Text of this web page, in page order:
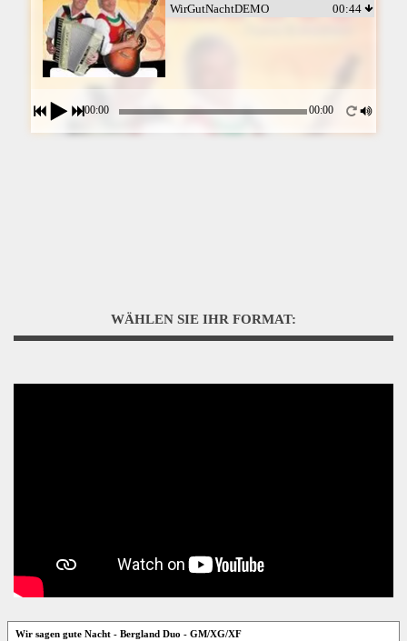
WirGutNachtDEMO 00:44
00:00 00:00
WÄHLEN SIE IHR FORMAT:
Wir sagen gute Nacht - Bergland Duo - GM/XG/XF